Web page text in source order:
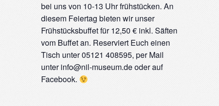
bei uns von 10-13 Uhr frühstücken. An
diesem Feiertag bieten wir unser
Frühstücksbuffet für 12,50 € inkl. Säften
vom Buffet an. Reserviert Euch einen
Tisch unter 05121 408595, per Mail
unter info@nil-museum.de oder auf
Facebook.